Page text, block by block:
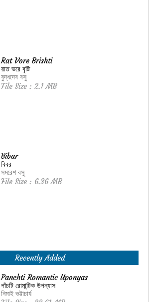
Rat Vore Brishti
রাত ভরে বৃষ্টি
বুদ্ধদেব বসু
File Size : 2.1 MB
Bibar
বিবর
সমরেশ বসু
File Size : 6.36 MB
Recently Added
Panchti Romantic Uponyas
পাঁচটি রোমান্টিক উপন্যাস
নিমাই ভট্টাচার্য